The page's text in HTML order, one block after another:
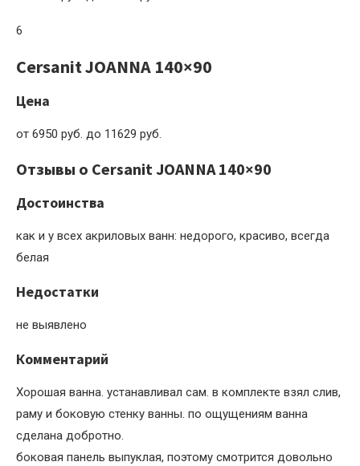
6
Cersanit JOANNA 140×90
Цена
от 6950 руб. до 11629 руб.
Отзывы о Cersanit JOANNA 140×90
Достоинства
как и у всех акриловых ванн: недорого, красиво, всегда
белая
Недостатки
не выявлено
Комментарий
Хорошая ванна. устанавливал сам. в комплекте взял слив,
раму и боковую стенку ванны. по ощущениям ванна
сделана добротно.
боковая панель выпуклая, поэтому смотрится довольно